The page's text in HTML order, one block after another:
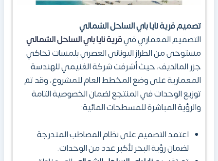
تصميم قرية نايا باي الساحل الشمالي
التصميم المعماري فيقرية نايا باي الساحل الشمالي
مستوحى من الطراز اليوناني العصري بلمسات تحاكي
جزر المالديف، حيث أشرفت شركة الغنيمي للهندسة
المعمارية على وضع المخطط العام للمشروع، وقد تم
توزيع الوحدات في المنتجع لضمان الخصوصية التامة
والرؤية المباشرة للمسطحات المائية:
اعتمد التصميم على نظام المصاطب المتدرجة
لضمان رؤية البحر لأكبر عدد من الوحدات.